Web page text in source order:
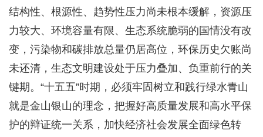
结构性、根源性、趋势性压力尚未根本缓解，资源压
力较大、环境容量有限、生态系统脆弱的国情没有改
变，污染物和碳排放总量仍居高位，环保历史欠账尚
未还清，生态文明建设处于压力叠加、负重前行的关
键期。“十五五”时期，必须牢固树立和践行绿水青山
就是金山银山的理念，把握好高质量发展和高水平保
护的辩证统一关系，加快经济社会发展全面绿色转